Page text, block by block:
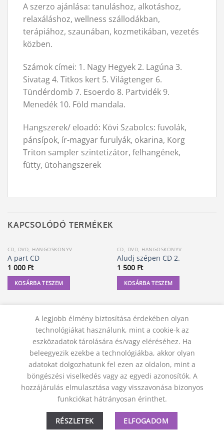
A szerzo ajánlása: tanuláshoz, alkotáshoz,
relaxáláshoz, wellness szállodákban,
terápiához, szaunában, kozmetikában, vezetés
közben.
Számok címei: 1. Nagy Hegyek 2. Lagúna 3.
Sivatag 4. Titkos kert 5. Világtenger 6.
Tündérdomb 7. Esoerdo 8. Partvidék 9.
Menedék 10. Föld mandala.
Hangszerek/ eloadó: Kövi Szabolcs: fuvolák,
pánsípok, ír-magyar furulyák, okarina, Korg
Triton sampler szintetizátor, felhangének,
fütty, ütohangszerek
KAPCSOLÓDÓ TERMÉKEK
CD, DVD, HANGOSKÖNYV
A part CD
1 000 Ft
KOSÁRBA TESZEM
CD, DVD, HANGOSKÖNYV
Aludj szépen CD 2.
1 500 Ft
KOSÁRBA TESZEM
KAPCSOLAT ADATVÉDELMI NYILATKOZAT
JOGI NYILATKOZAT
SZÁLLÍTÁSI FELTÉTELEK
© 2012 - 2026 Trigon 9000 Kft.
A legjobb élmény biztosítása érdekében olyan
technológiákat használunk, mint a cookie-k az
eszközadatok tárolására és/vagy eléréséhez. Ha
beleegyezik ezekbe a technológiákba, akkor olyan
adatokat dolgozhatunk fel ezen az oldalon, mint a
böngészési viselkedés vagy az egyedi azonosítók. A
hozzájárulás elmulasztása vagy visszavonása bizonyos
funkciókat hátrányosan érinthet.
RÉSZLETEK ELFOGADOM